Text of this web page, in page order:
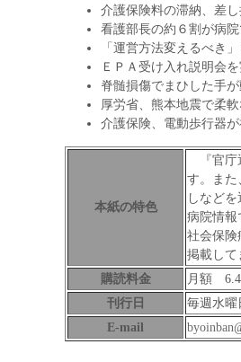
介護保険料の滞納、差
看護部長の約６割が病
「運営方法変えるべき
ＥＰＡ受け入れ説明会
脊髄損傷でまひした手
厚労省、熊本地震で柔
介護保険、電動歩行器
本紙の特色
『官庁
す。また
しなど
病院情報
社会保険
掲載して
購読料金
月額
刊行日
毎週水曜
E-mail